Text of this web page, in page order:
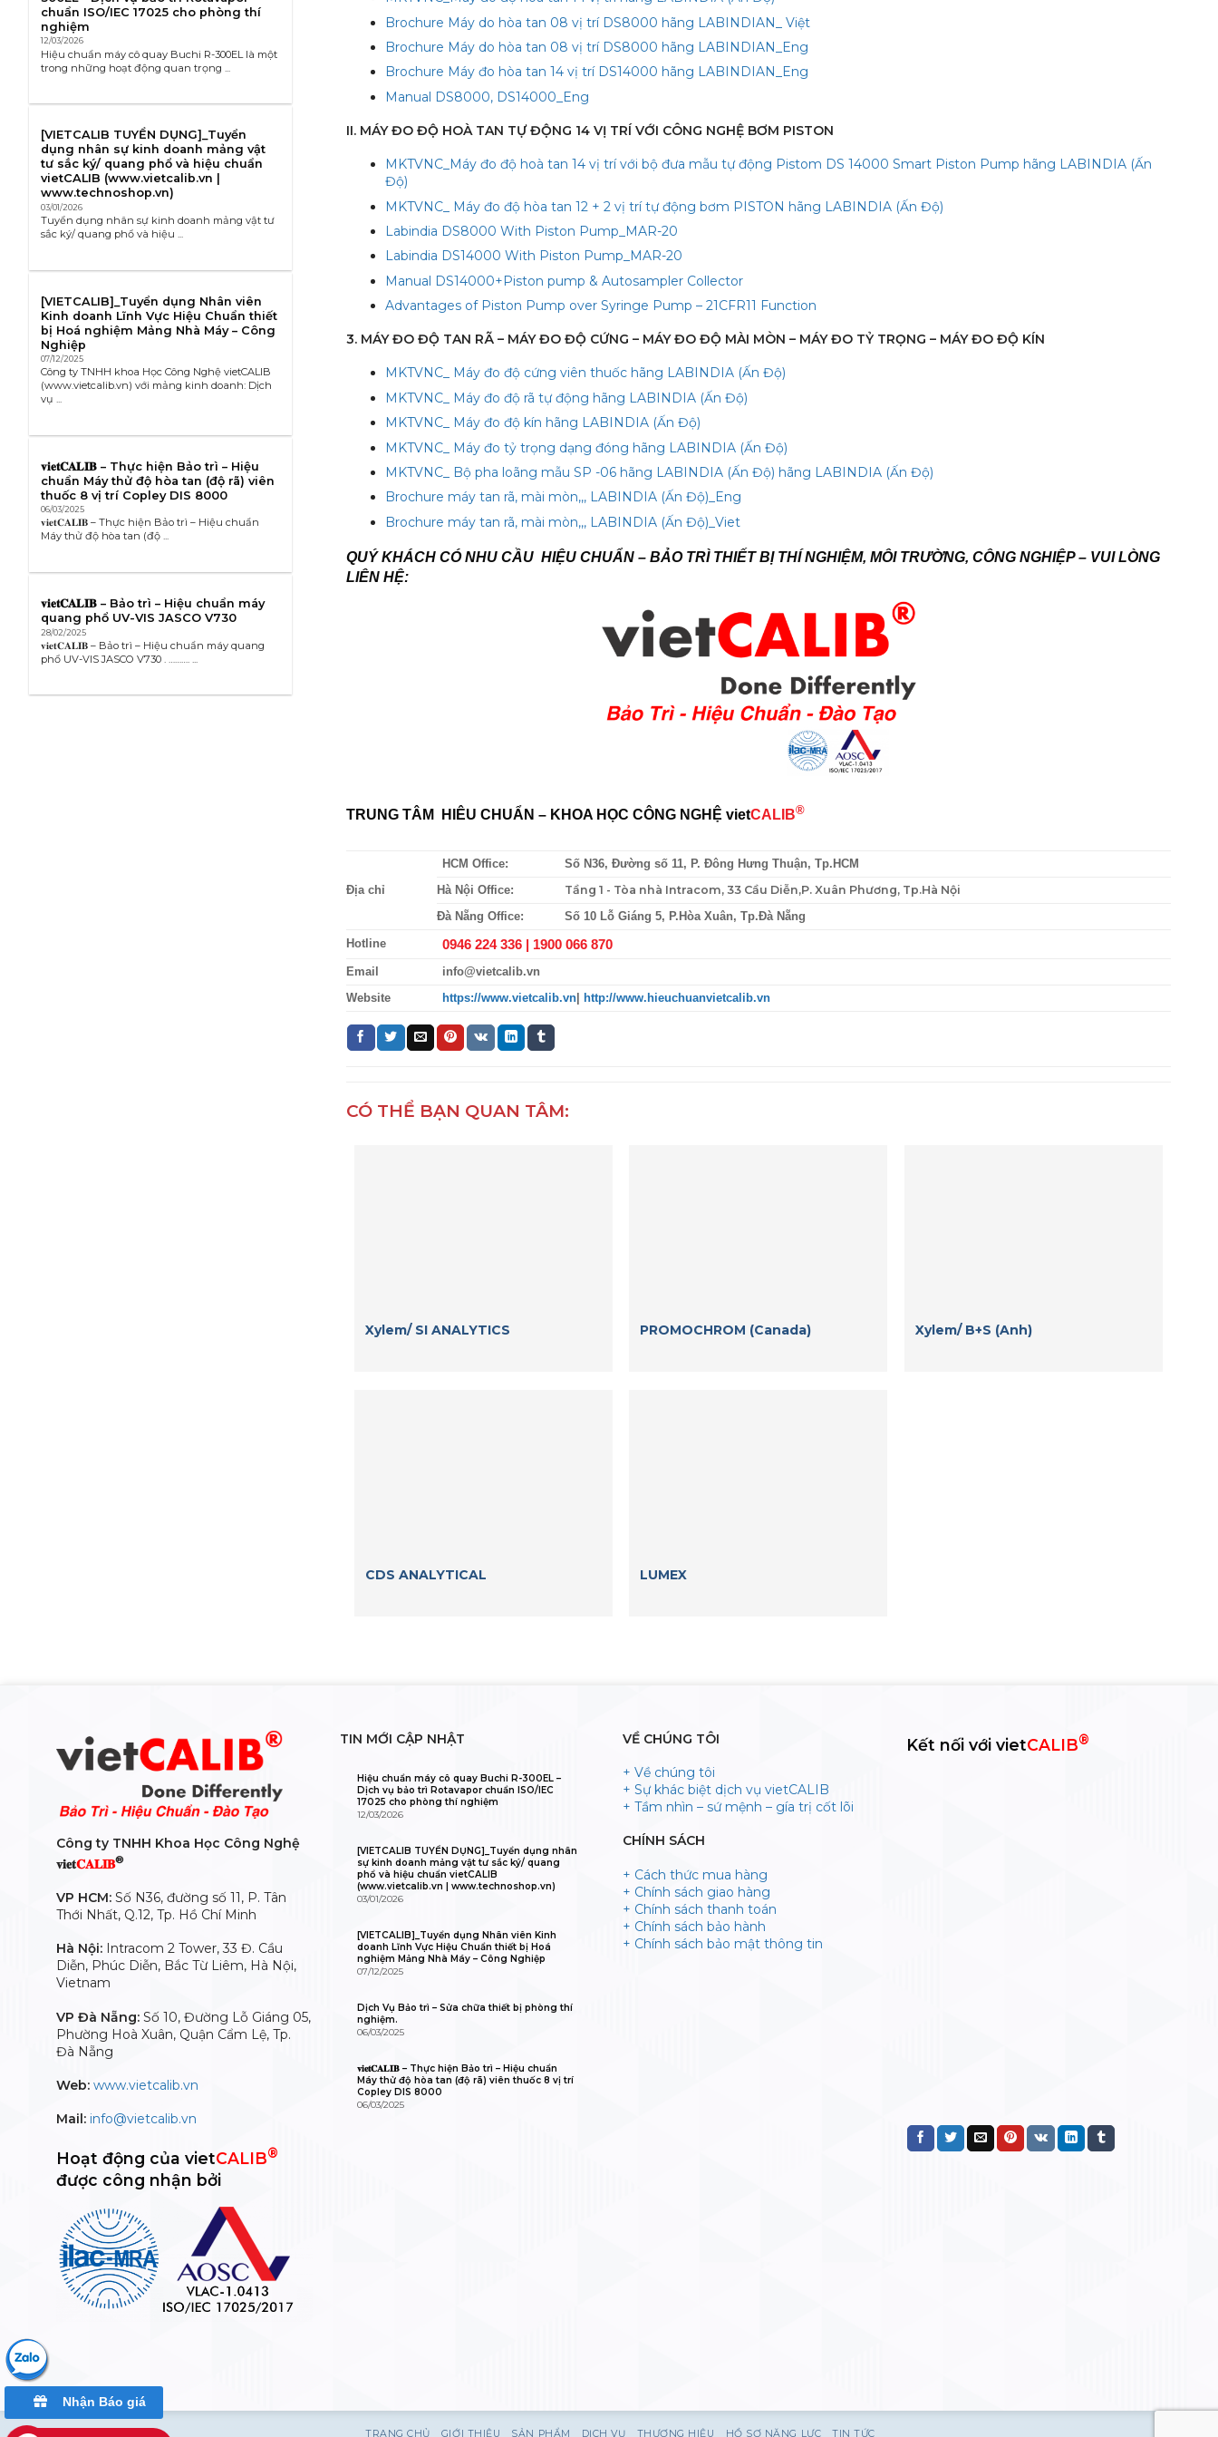
chuẩn ISO/IEC 17025 cho phòng thí
nghiệm
12/03/2026
Hiệu chuẩn máy cô quay Buchi R-300EL là một
trong những hoạt động quan trọng ...
[VIETCALIB TUYỂN DỤNG]_Tuyển
dụng nhân sự kinh doanh mảng vật
tư sắc ký/ quang phổ và hiệu chuẩn
vietCALIB (www.vietcalib.vn |
www.technoshop.vn)
03/01/2026
Tuyển dụng nhân sự kinh doanh mảng vật tư
sắc ký/ quang phổ và hiệu ...
[VIETCALIB]_Tuyển dụng Nhân viên
Kinh doanh Lĩnh Vực Hiệu Chuẩn thiết
bị Hoá nghiệm Mảng Nhà Máy – Công
Nghiệp
07/12/2025
Công ty TNHH khoa Học Công Nghệ vietCALIB
(www.vietcalib.vn) với mảng kinh doanh: Dịch
vụ ...
𝐯𝐢𝐞𝐭𝐂𝐀𝐋𝐈𝐁 – Thực hiện Bảo trì – Hiệu
chuẩn Máy thử độ hòa tan (độ rã) viên
thuốc 8 vị trí Copley DIS 8000
06/03/2025
𝐯𝐢𝐞𝐭𝐂𝐀𝐋𝐈𝐁 – Thực hiện Bảo trì – Hiệu chuẩn
Máy thử độ hòa tan (độ ...
𝐯𝐢𝐞𝐭𝐂𝐀𝐋𝐈𝐁 – Bảo trì – Hiệu chuẩn máy
quang phổ UV-VIS JASCO V730
28/02/2025
𝐯𝐢𝐞𝐭𝐂𝐀𝐋𝐈𝐁 – Bảo trì – Hiệu chuẩn máy quang
phổ UV-VIS JASCO V730 . ………. ...
Brochure Máy do hòa tan 08 vị trí DS8000 hãng LABINDIAN_ Việt
Brochure Máy do hòa tan 08 vị trí DS8000 hãng LABINDIAN_Eng
Brochure Máy đo hòa tan 14 vị trí DS14000 hãng LABINDIAN_Eng
Manual DS8000, DS14000_Eng
II. MÁY ĐO ĐỘ HOÀ TAN TỰ ĐỘNG 14 VỊ TRÍ VỚI CÔNG NGHỆ BƠM PISTON
MKTVNC_Máy đo độ hoà tan 14 vị trí với bộ đưa mẫu tự động Pistom DS 14000 Smart Piston Pump hãng LABINDIA (Ấn
Độ)
MKTVNC_ Máy đo độ hòa tan 12 + 2 vị trí tự động bơm PISTON hãng LABINDIA (Ấn Độ)
Labindia DS8000 With Piston Pump_MAR-20
Labindia DS14000 With Piston Pump_MAR-20
Manual DS14000+Piston pump & Autosampler Collector
Advantages of Piston Pump over Syringe Pump – 21CFR11 Function
3. MÁY ĐO ĐỘ TAN RÃ – MÁY ĐO ĐỘ CỨNG – MÁY ĐO ĐỘ MÀI MÒN – MÁY ĐO TỶ TRỌNG – MÁY ĐO ĐỘ KÍN
MKTVNC_ Máy đo độ cứng viên thuốc hãng LABINDIA (Ấn Độ)
MKTVNC_ Máy đo độ rã tự động hãng LABINDIA (Ấn Độ)
MKTVNC_ Máy đo độ kín hãng LABINDIA (Ấn Độ)
MKTVNC_ Máy đo tỷ trọng dạng đóng hãng LABINDIA (Ấn Độ)
MKTVNC_ Bộ pha loãng mẫu SP -06 hãng LABINDIA (Ấn Độ) hãng LABINDIA (Ấn Độ)
Brochure máy tan rã, mài mòn,,, LABINDIA (Ấn Độ)_Eng
Brochure máy tan rã, mài mòn,,, LABINDIA (Ấn Độ)_Viet
QUÝ KHÁCH CÓ NHU CẦU HIỆU CHUẨN – BẢO TRÌ THIẾT BỊ THÍ NGHIỆM, MÔI TRƯỜNG, CÔNG NGHIỆP – VUI LÒNG
LIÊN HỆ:
TRUNG TÂM HIÊU CHUẨN – KHOA HỌC CÔNG NGHỆ vietCALIB®
Địa chỉ
HCM Office: Số N36, Đường số 11, P. Đông Hưng Thuận, Tp.HCM
Hà Nội Office: Tầng 1 - Tòa nhà Intracom, 33 Cầu Diễn,P. Xuân Phương, Tp.Hà Nội
Đà Nẵng Office: Số 10 Lỗ Giáng 5, P.Hòa Xuân, Tp.Đà Nẵng
Hotline 0946 224 336 | 1900 066 870
Email info@vietcalib.vn
Website https://www.vietcalib.vn http://www.hieuchuanvietcalib.vn
CÓ THỂ BẠN QUAN TÂM:
Xylem/ SI ANALYTICS PROMOCHROM (Canada) Xylem/ B+S (Anh)
CDS ANALYTICAL LUMEX
Công ty TNHH Khoa Học Công Nghệ
𝐯𝐢𝐞𝐭𝐂𝐀𝐋𝐈𝐁®
VP HCM: Số N36, đường số 11, P. Tân
Thới Nhất, Q.12, Tp. Hồ Chí Minh
Hà Nội: Intracom 2 Tower, 33 Đ. Cầu
Diễn, Phúc Diễn, Bắc Từ Liêm, Hà Nội,
Vietnam
VP Đà Nẵng: Số 10, Đường Lỗ Giáng 05,
Phường Hoà Xuân, Quận Cẩm Lệ, Tp.
Đà Nẵng
Web: www.vietcalib.vn
Mail: info@vietcalib.vn
Hoạt động của vietCALIB®
được công nhận bởi
TIN MỚI CẬP NHẬT
Hiệu chuẩn máy cô quay Buchi R-300EL –
Dịch vụ bảo trì Rotavapor chuẩn ISO/IEC
17025 cho phòng thí nghiệm
12/03/2026
[VIETCALIB TUYỂN DỤNG]_Tuyển dụng nhân
sự kinh doanh mảng vật tư sắc ký/ quang
phổ và hiệu chuẩn vietCALIB
(www.vietcalib.vn | www.technoshop.vn)
03/01/2026
[VIETCALIB]_Tuyển dụng Nhân viên Kinh
doanh Lĩnh Vực Hiệu Chuẩn thiết bị Hoá
nghiệm Mảng Nhà Máy – Công Nghiệp
07/12/2025
Dịch Vụ Bảo trì – Sửa chữa thiết bị phòng thí
nghiệm.
06/03/2025
𝐯𝐢𝐞𝐭𝐂𝐀𝐋𝐈𝐁 – Thực hiện Bảo trì – Hiệu chuẩn
Máy thử độ hòa tan (độ rã) viên thuốc 8 vị trí
Copley DIS 8000
06/03/2025
VỀ CHÚNG TÔI
+ Về chúng tôi
+ Sự khác biệt dịch vụ vietCALIB
+ Tầm nhìn – sứ mệnh – gía trị cốt lõi
CHÍNH SÁCH
+ Cách thức mua hàng
+ Chính sách giao hàng
+ Chính sách thanh toán
+ Chính sách bảo hành
+ Chính sách bảo mật thông tin
Kết nối với vietCALIB®
TRANG CHỦ GIỚI THIỆU SẢN PHẨM DỊCH VỤ THƯƠNG HIỆU HỒ SƠ NĂNG LỰC TIN TỨC
Nhận Báo giá